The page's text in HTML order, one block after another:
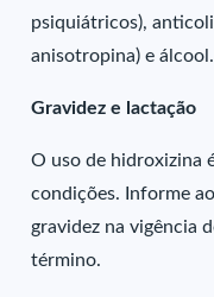
psiquiátricos),
anisotropina) e álcool.
Gravidez e lactação
O uso de hidroxizina
condições. Informe
gravidez na vigência
término.